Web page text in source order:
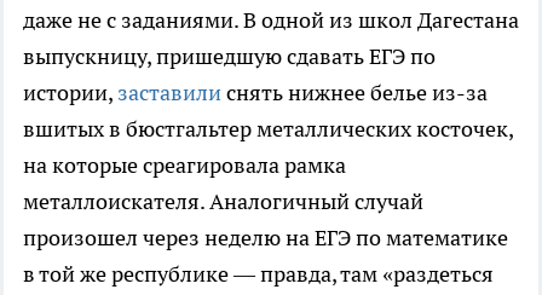
даже не с заданиями. В одной из школ Дагестана
выпускницу, пришедшую сдавать ЕГЭ по
истории, заставилиснять нижнее белье из-за
вшитых в бюстгальтер металлических косточек,
на которые среагировала рамка
металлоискателя. Аналогичный случай
произошел через неделю на ЕГЭ по математике
в той же республике — правда, там «раздеться